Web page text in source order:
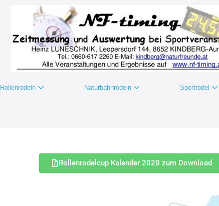
Rollenrodeln Naturbahnrodeln Sportrodel
Rollenrodelcup Kalender 2020 zum Download